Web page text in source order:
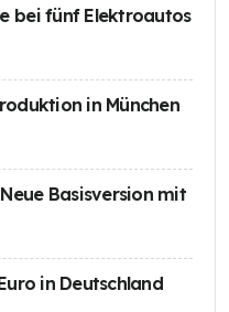
bei fünf Elektroautos
in München
Basisversion mit
in Deutschland